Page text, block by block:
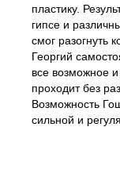
пластику.
гипсе и
смог разогнуть
Георгий
все возможное
проходит без
Возможность
сильной и